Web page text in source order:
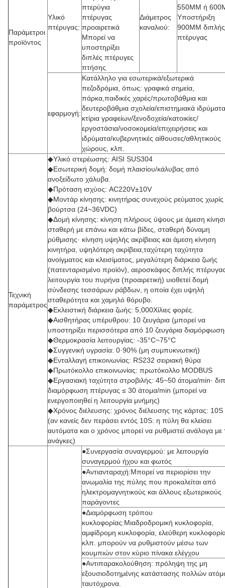
Παράμετροι
προϊόντος
Υλικό
πτέρυγας:
πτερύγια
πτέρυγας
προαιρετικά
Μπορεί να
υποστηρίξει
διπλές πτέρυγες
πτήσης
Διάμετρος
καναλιού:
550MM ή
Υποστήριξη
900MM διπλής
πτέρυγας
εφαρμογή:
Κατάλληλο για εσωτερικά/εξωτερικά
πεζοδρόμια, όπως: γραφικά σημεία,
πάρκα,παιδικές χαρές/πρωτοβάθμια και
δευτεροβάθμια σχολεία/επιστημιακά
κτίρια γραφείων/ξενοδοχεία/κατοικίες/
εργοστάσια/νοσοκομεία/επιχειρήσεις και
ιδρύματα/κυβερνητικές αίθουσες/αθλητικούς
χώρους, κλπ.
Τεχνική
παράμετρος
◆Υλικό στερέωσης: AISI SUS304
◆Εσωτερική δομή: δομή πλαισίου/κάλυβας από
ανοξείδωτο χάλυβα.
◆Πρόταση ισχύος: AC220V±10V
◆Μοντάρ κίνησης: κινητήρας συνεχούς ρεύματος χωρίς
βούρτσα (24~36VDC)
◆Δομή κίνησης: κίνηση πλήρους ύψους με άμεση
σταθερή με επάνω και κάτω βίδες, σταθερή δύναμη
ρύθμισης· κίνηση υψηλής ακρίβειας και άμεση κίνηση
κινητήρα, υψηλότερη ακρίβεια,ταχύτερη ταχύτητα
ανοίγματος και κλεισίματος, μεγαλύτερη διάρκεια ζωής
(πατενταρισμένο προϊόν), αεροσκάφος διπλής
λειτουργία του πυρήνα (προαιρετική) υιοθετεί δομή
σύνδεσης τεσσάρων ράβδων, η οποία έχει υψηλή
σταθερότητα και χαμηλό θόρυβο.
◆Εκλειστική διάρκεια ζωής: 5,000Χίλιες φορές.
◆Αισθητήρας υπέρυθρου: 10 ζευγάρια (μπορεί να
υποστηρίξει περισσότερα από 10 ζευγάρια
◆Θερμοκρασία λειτουργίας: -35°C~75°C
◆Συγγενική υγρασία: 0·90% (μη συμπυκνωτική)
◆Ενταλλαγή επικοινωνίας: RS232 σειριακή θύρα
◆Πρωτόκολλο επικοινωνίας: πρωτόκολλο MODBUS
◆Εργασιακή ταχύτητα στροβιλής: 45~50 άτομα/min·
διαμόρφωση πτέρυγας ≤ 30 άτομα/min (μπορεί να
ενεργοποιηθεί η λειτουργία μνήμης)
◆Χρόνος διέλευσης: χρόνος διέλευσης της κάρτας: 10S
(αν κανείς δεν περάσει εντός 10S: η πύλη θα κλείσει
αυτόματα και ο χρόνος μπορεί να ρυθμιστεί ανάλογα με
ανάγκες)
●Συνεργασία συναγερμού: με λειτουργία
συναγερμού ήχου και φωτός
●Αντιανταραχή:Μπορεί να περιορίσει την
ανωμαλία της πύλης που προκαλείται από
ηλεκτρομαγνητικούς και άλλους εξωτερικούς
παράγοντες
●Διαμόρφωση τρόπου
κυκλοφορίας:Μιαδροδρομική κυκλοφορία,
αμφίδρομη κυκλοφορία, ελεύθερη
κλπ. μπορούν να ρυθμιστούν μέσω των
κουμπιών στον κύριο πίνακα ελέγχου
●Αντιπαρακολούθηση: πρόληψη της μη
εξουσιοδοτημένης κατάστασης πολλών
ταυτόχρονα.